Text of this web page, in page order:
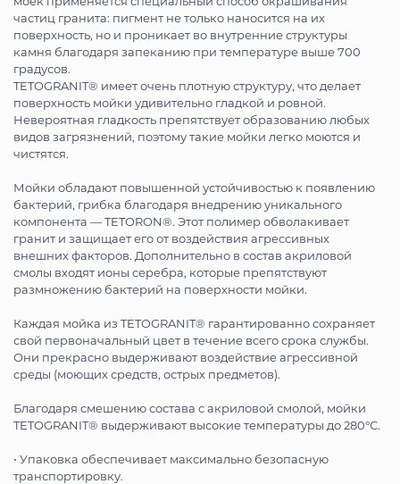
частиц гранита: пигмент не только наносится на их
поверхность, но и проникает во внутренние структуры
камня благодаря запеканию при температуре выше 700
градусов.
TETOGRANIT® имеет очень плотную структуру, что делает
поверхность мойки удивительно гладкой и ровной.
Невероятная гладкость препятствует образованию любых
видов загрязнений, поэтому такие мойки легко моются и
чистятся.
Мойки обладают повышенной устойчивостью к появлению
бактерий, грибка благодаря внедрению уникального
компонента — TETORON®. Этот полимер обволакивает
гранит и защищает его от воздействия агрессивных
внешних факторов. Дополнительно в состав акриловой
смолы входят ионы серебра, которые препятствуют
размножению бактерий на поверхности мойки.
Каждая мойка из TETOGRANIT® гарантированно сохраняет
свой первоначальный цвет в течение всего срока службы.
Они прекрасно выдерживают воздействие агрессивной
среды (моющих средств, острых предметов).
Благодаря смешению состава с акриловой смолой, мойки
TETOGRANIT® выдерживают высокие температуры до 280°С.
• Упаковка обеспечивает максимально безопасную
транспортировку.